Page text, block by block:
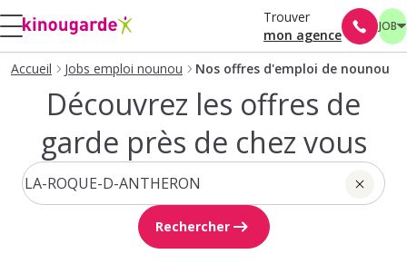
Trouver
mon agence
JOB
Accueil Jobs emploi nounou Nos offres d'emploi de nounou
Découvrez les offres de
garde près de chez vous
Rechercher